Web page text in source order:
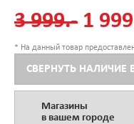
3 999.- 1
* На данный товар
СВЕРНУТЬ
Магазины
в вашем городе